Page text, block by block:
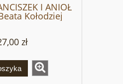
I ANIOŁ
Kołodziej
zł